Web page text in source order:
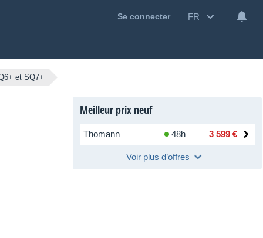
Se connecter FR
et SQ7+
Meilleur prix neuf
Thomann 48h 3 599 €
Voir plus d’offres